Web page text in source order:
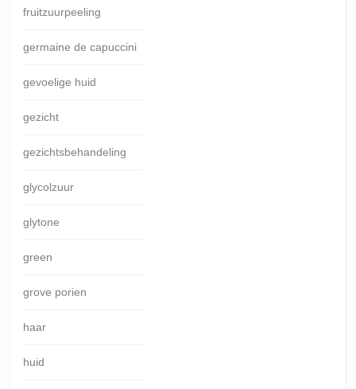
fruitzuurpeeling
germaine de capuccini
gevoelige huid
gezicht
gezichtsbehandeling
glycolzuur
glytone
green
grove porien
haar
huid